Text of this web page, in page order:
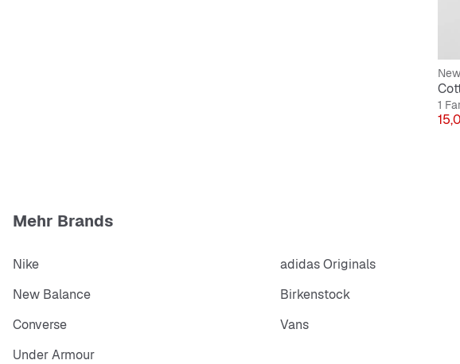
1
Mehr Brands
Nike adidas Originals
New Balance
Birkenstock
Converse
Vans
Under Armour